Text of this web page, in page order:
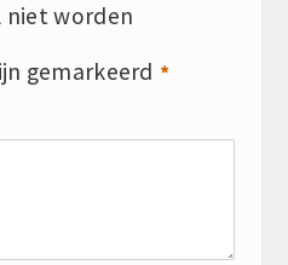
niet worden
gemarkeerd *